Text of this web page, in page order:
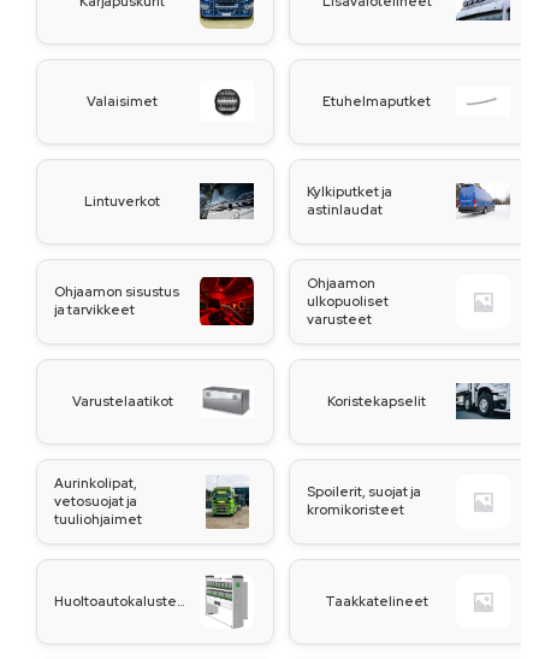
Valaisimet Etuhelmaputket
Lintuverkot
Kylkiputket ja
astinlaudat
Ohjaamon sisustus
ja tarvikkeet
Ohjaamon
ulkopuoliset
varusteet
Varustelaatikot Koristekapselit
Aurinkolipat,
vetosuojat ja
tuuliohjaimet
Spoilerit, suojat ja
kromikoristeet
Taakkatelineet